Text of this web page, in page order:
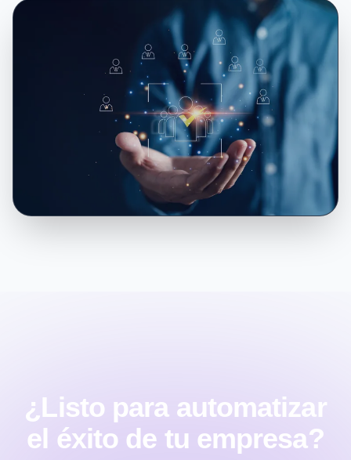
¿Listo para automatizar
el éxito de tu empresa?